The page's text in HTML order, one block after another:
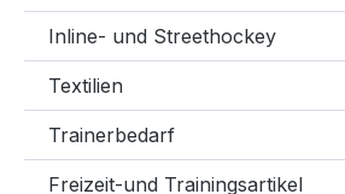
Inline- und Streethockey
Textilien
Trainerbedarf
Freizeit-und Trainingsartikel